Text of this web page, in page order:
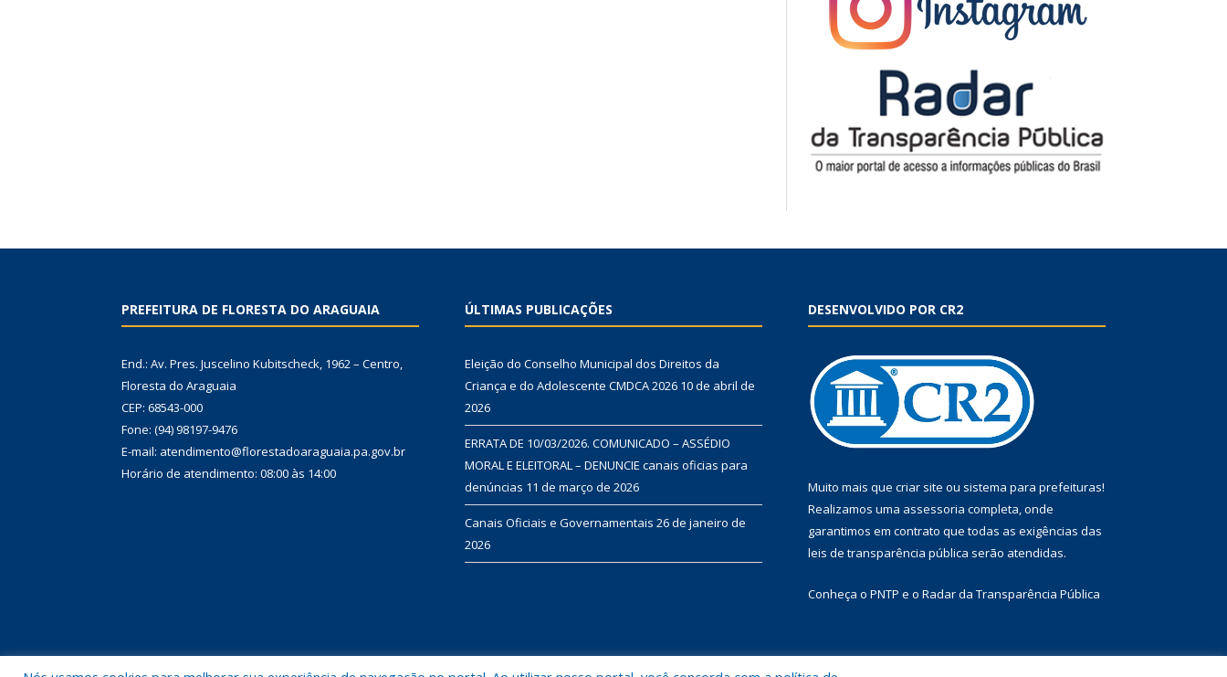
PREFEITURA DE FLORESTA DO ARAGUAIA
End.: Av. Pres. Juscelino Kubitscheck, 1962 – Centro,
Floresta do Araguaia
CEP: 68543-000
Fone: (94) 98197-9476
E-mail: atendimento@florestadoaraguaia.pa.gov.br
Horário de atendimento: 08:00 às 14:00
ÚLTIMAS PUBLICAÇÕES
Eleição do Conselho Municipal dos Direitos da
Criança e do Adolescente CMDCA 2026 10 de abril de
2026
ERRATA DE 10/03/2026. COMUNICADO – ASSÉDIO
MORAL E ELEITORAL – DENUNCIE canais oficias para
denúncias 11 de março de 2026
Canais Oficiais e Governamentais 26 de janeiro de
2026
DESENVOLVIDO POR CR2
Muito mais que criar site ou sistema para prefeituras!
Realizamos uma assessoria completa, onde
garantimos em contrato que todas as exigências das
leis de transparência pública serão atendidas.
Conheça o PNTP e o Radar da Transparência Pública